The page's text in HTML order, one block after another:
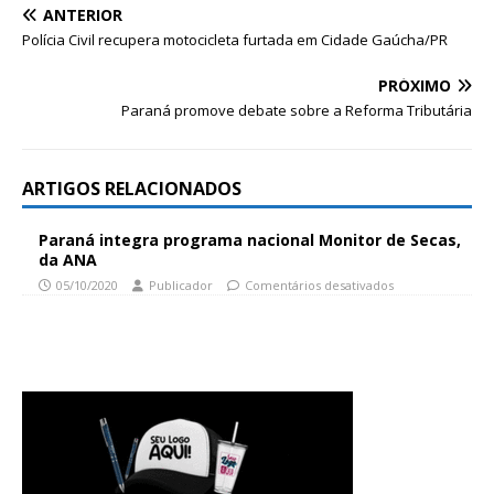
ANTERIOR
Polícia Civil recupera motocicleta furtada em Cidade Gaúcha/PR
PRÓXIMO
Paraná promove debate sobre a Reforma Tributária
ARTIGOS RELACIONADOS
Paraná integra programa nacional Monitor de Secas,
da ANA
05/10/2020 Publicador Comentários desativados